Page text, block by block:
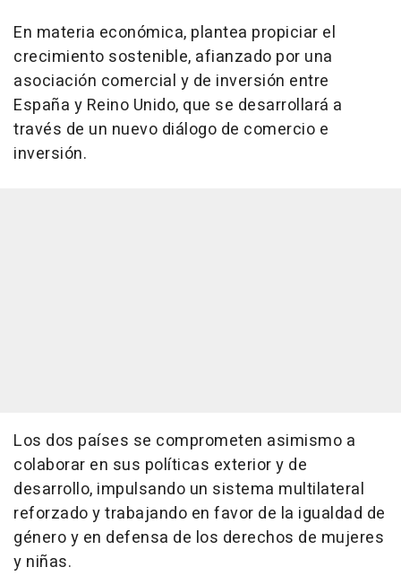
En materia económica, plantea propiciar el
crecimiento sostenible, afianzado por una
asociación comercial y de inversión entre
España y Reino Unido, que se desarrollará a
través de un nuevo diálogo de comercio e
inversión.
Los dos países se comprometen asimismo a
colaborar en sus políticas exterior y de
desarrollo, impulsando un sistema multilateral
reforzado y trabajando en favor de la igualdad de
género y en defensa de los derechos de mujeres
y niñas.